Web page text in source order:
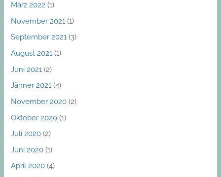
März 2022 (1)
November 2021 (1)
September 2021 (3)
August 2021 (1)
Juni 2021 (2)
Jänner 2021 (4)
November 2020 (2)
Oktober 2020 (1)
Juli 2020 (2)
Juni 2020 (1)
April 2020 (4)